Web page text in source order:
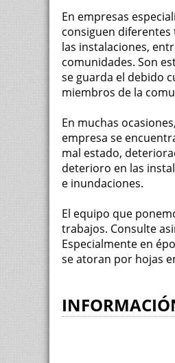
En empresas
consiguen
las instalaciones,
comunidades. Son
se guarda el debido
miembros de la
En muchas
empresa se
mal estado,
deterioro en las
e inundaciones.
El equipo que
trabajos. Consulte
Especialmente en
se atoran por hojas